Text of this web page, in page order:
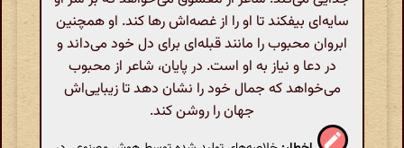
سایه‌ای بیفکند تا او را از غصه‌اش رها کند. او همچنین
ابروان محبوب را مانند قبله‌ای برای دل خود می‌داند و
در دعا و نیاز به او است. در پایان، شاعر از محبوب
می‌خواهد که جمال خود را نشان دهد تا زیبایی‌اش
جهان را روشن کند.